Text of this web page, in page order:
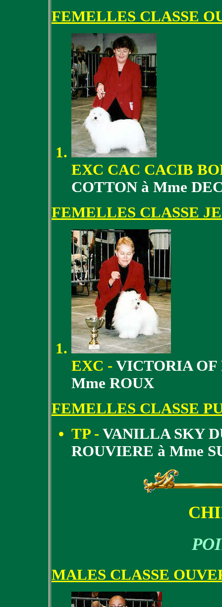
FEMELLES CLASSE
EXC CAC CACIB
COTTON à Mme
FEMELLES CLASSE
EXC - VICTORIA OF
Mme ROUX
FEMELLES CLASSE
TP - VANILLA SKY
ROUVIERE à Mme
MALES CLASSE